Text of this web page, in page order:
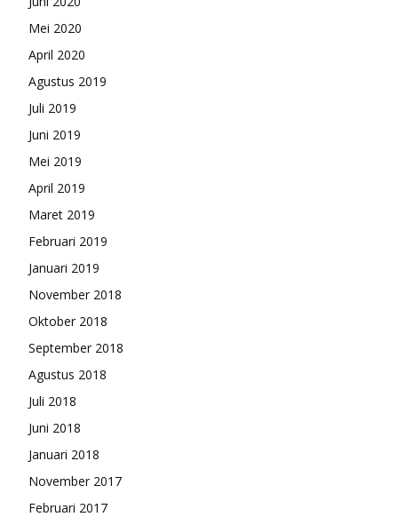
Mei 2020
April 2020
Agustus 2019
Juli 2019
Juni 2019
Mei 2019
April 2019
Maret 2019
Februari 2019
Januari 2019
November 2018
Oktober 2018
September 2018
Agustus 2018
Juli 2018
Juni 2018
Januari 2018
November 2017
Februari 2017